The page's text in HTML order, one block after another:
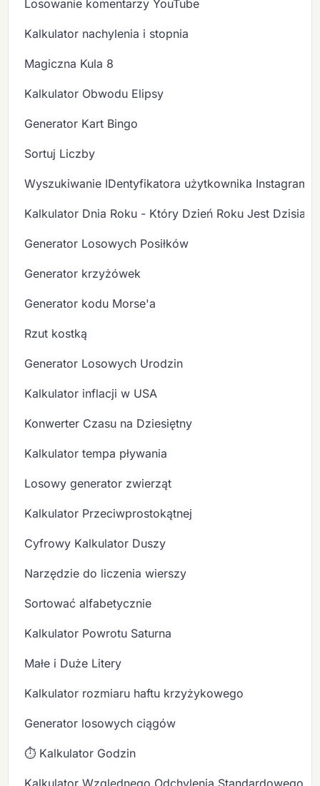
Losowanie komentarzy YouTube
Kalkulator nachylenia i stopnia
Magiczna Kula 8
Kalkulator Obwodu Elipsy
Generator Kart Bingo
Sortuj Liczby
Wyszukiwanie IDentyfikatora użytkownika Instagram
Kalkulator Dnia Roku - Który Dzień Roku Jest Dzisiaj?
Generator Losowych Posiłków
Generator krzyżówek
Generator kodu Morse'a
Rzut kostką
Generator Losowych Urodzin
Kalkulator inflacji w USA
Konwerter Czasu na Dziesiętny
Kalkulator tempa pływania
Losowy generator zwierząt
Kalkulator Przeciwprostokątnej
Cyfrowy Kalkulator Duszy
Narzędzie do liczenia wierszy
Sortować alfabetycznie
Kalkulator Powrotu Saturna
Małe i Duże Litery
Kalkulator rozmiaru haftu krzyżykowego
Generator losowych ciągów
⏱️ Kalkulator Godzin